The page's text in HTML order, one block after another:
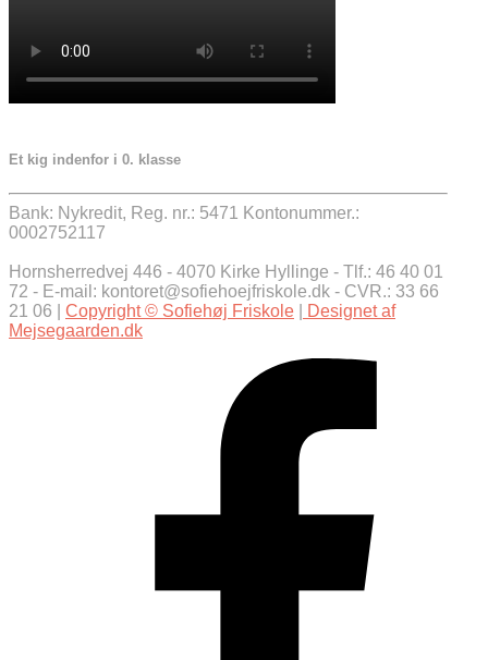
Et kig indenfor i 0. klasse
Bank: Nykredit, Reg. nr.: 5471 Kontonummer.:
0002752117
Hornsherredvej 446 - 4070 Kirke Hyllinge - Tlf.: 46 40 01
72 - E-mail: kontoret@sofiehoejfriskole.dk - CVR.: 33 66
21 06 | Copyright © Sofiehøj Friskole
Designet af
Mejsegaarden.dk